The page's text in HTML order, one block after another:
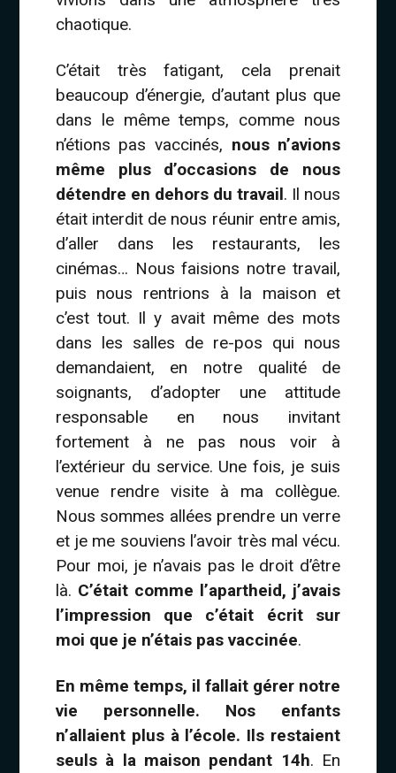
chaotique.
C’était très fatigant, cela prenait
beaucoup d’énergie, d’autant plus que
dans le même temps, comme nous
n’étions pas vaccinés, nous n’avions
même plus d’occasions de nous
détendre en dehors du travail. Il nous
était interdit de nous réunir entre amis,
d’aller dans les restaurants, les
cinémas… Nous faisions notre travail,
puis nous rentrions à la maison et
c’est tout. Il y avait même des mots
dans les salles de re-pos qui nous
demandaient, en notre qualité de
soignants, d’adopter une attitude
responsable en nous invitant
fortement à ne pas nous voir à
l’extérieur du service. Une fois, je suis
venue rendre visite à ma collègue.
Nous sommes allées prendre un verre
et je me souviens l’avoir très mal vécu.
Pour moi, je n’avais pas le droit d’être
là. C’était comme l’apartheid, j’avais
l’impression que c’était écrit sur
moi que je n’étais pas vaccinée.
En même temps, il fallait gérer notre
vie personnelle. Nos enfants
n’allaient plus à l’école. Ils restaient
seuls à la maison pendant 14h. En